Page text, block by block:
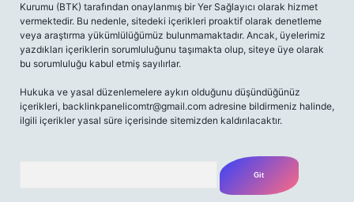
Kurumu (BTK) tarafından onaylanmış bir Yer Sağlayıcı olarak hizmet
vermektedir. Bu nedenle, sitedeki içerikleri proaktif olarak denetleme
veya araştırma yükümlülüğümüz bulunmamaktadır. Ancak, üyelerimiz
yazdıkları içeriklerin sorumluluğunu taşımakta olup, siteye üye olarak
bu sorumluluğu kabul etmiş sayılırlar.
Hukuka ve yasal düzenlemelere aykırı olduğunu düşündüğünüz
içerikleri, backlinkpanelicomtr@gmail.com adresine bildirmeniz halinde,
ilgili içerikler yasal süre içerisinde sitemizden kaldırılacaktır.